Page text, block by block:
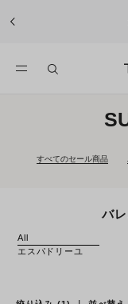
すべてのセール商品
バ
All
エスパドリーユ